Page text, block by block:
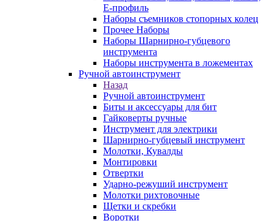
E-профиль
Наборы съемников стопорных колец
Прочее Наборы
Наборы Шарнирно-губцевого
инструмента
Наборы инструмента в ложементах
Ручной автоинструмент
Назад
Ручной автоинструмент
Биты и аксессуары для бит
Гайковерты ручные
Инструмент для электрики
Шарнирно-губцевый инструмент
Молотки, Кувалды
Монтировки
Отвертки
Ударно-режуший инструмент
Молотки рихтовочные
Щетки и скребки
Воротки